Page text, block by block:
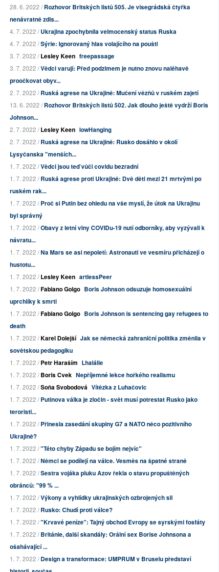
28. 6. 2022 /Rozhovor Britských listů 505. Je visegrádská čtyřka
nenávratně zdis...
4. 7. 2022 /Ukrajina zpochybnila velmocenský status Ruska
4. 7. 2022 /Sýrie: Ignorovaný hlas volajícího na poušti
3. 7. 2022 /Lesley Keen freepassage
3. 7. 2022 /Vědci varují: Před podzimem je nutno znovu naléhavě
proočkovat obyv...
2. 7. 2022 /Ruská agrese na Ukrajině: Mučení vězňů v ruském zajetí
13. 6. 2022 /Rozhovor Britských listů 502. Jak dlouho ještě vydrží Boris
Johnson...
2. 7. 2022 /Lesley Keen lowHanging
2. 7. 2022 /Ruská agrese na Ukrajině: Rusko dosáhlo v okolí
Lysyčanska "menších...
1. 7. 2022 /Vědci jsou teď vůči covidu bezradní
1. 7. 2022 /Ruská agrese proti Ukrajině: Dvě děti mezi 21 mrtvými po
ruském rak...
1. 7. 2022 /Proč si Putin bez ohledu na vše myslí, že útok na Ukrajinu
byl správný
1. 7. 2022 /Obavy z letní vlny COVIDu-19 nutí odborníky, aby vyzývali k
návratu...
1. 7. 2022 /Na Mars se asi nepoletí: Astronauti ve vesmíru přicházejí o
hustotu...
1. 7. 2022 /Lesley Keen artlessPeer
1. 7. 2022 /Fabiano Golgo Boris Johnson odsuzuje homosexuální
uprchlíky k smrti
1. 7. 2022 /Fabiano Golgo Boris Johnson is sentencing gay refugees to
death
1. 7. 2022 /Karel Dolejší Jak se německá zahraniční politika změnila v
sovětskou pedagogiku
1. 7. 2022 /Petr Haraším Lhalálie
1. 7. 2022 /Boris Cvek Nepříjemné lekce hořkého realismu
1. 7. 2022 /Soňa Svobodová Vítězka z Luhačovic
1. 7. 2022 /Putinova válka je zločin - svět musí potrestat Rusko jako
teroristi...
1. 7. 2022 /Přinesla zasedání skupiny G7 a NATO něco pozitivního
Ukrajině?
1. 7. 2022 /"Této chyby Západu se bojím nejvíc"
1. 7. 2022 /Němci se podílejí na válce. Vesměs na špatné straně
1. 7. 2022 /Sestra vojáka pluku Azov řekla o stavu propuštěných
obránců: "99 % ...
1. 7. 2022 /Výkony a vyhlídky ukrajinských ozbrojených sil
1. 7. 2022 /Rusko: Chudí proti válce?
1. 7. 2022 /"Krvavé peníze": Tajný obchod Evropy se syrskými fosfáty
1. 7. 2022 /Británie, další skandály: Orální sex Borise Johnsona a
ošahávající ...
1. 7. 2022 /Design a transformace: UMPRUM v Bruselu představí